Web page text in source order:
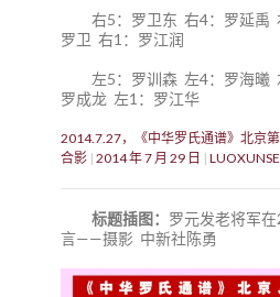
右5：罗卫东 右4：罗延禹
罗卫 右1：罗江润
左5：罗训森 左4：罗海曦
罗成龙 左1：罗江华
2014.7.27，《中华罗氏通谱》北京
合影 2014 年 7 月 29 日
标题插图： 罗元发老将军
言——摄影 中新社陈勇